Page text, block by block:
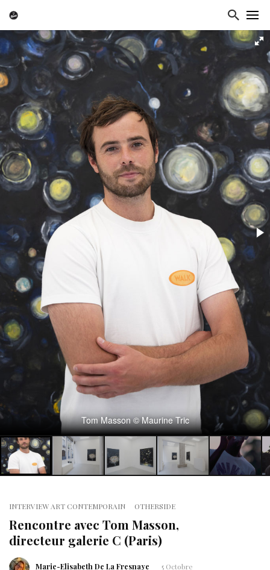
Tom Masson © Maurine Tric
INTERVIEW ART CONTEMPORAIN OTHERSIDE
Rencontre avec Tom Masson,
directeur galerie C (Paris)
Marie-Elisabeth De La Fresnaye
5 Octobre